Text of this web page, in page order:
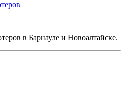
в Барнауле и Новоалтайске.